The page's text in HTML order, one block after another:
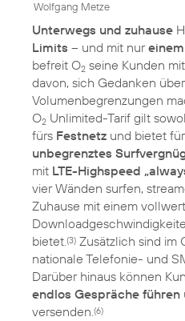
Wolfgang Metze
Unterwegs und zuhause
Limits – und mit nur
befreit O2 seine Kunden
davon, sich Gedanken
Volumenbegrenzungen
O2 Unlimited-Tarif gilt
fürs Festnetz und bietet
unbegrenztes
mit LTE-Highspeed
vier Wänden surfen,
Zuhause mit einem
bietet.(3) Zusätzlich sind im
nationale Telefonie- und
Darüber hinaus können
endlos Gespräche führen
versenden.(6)